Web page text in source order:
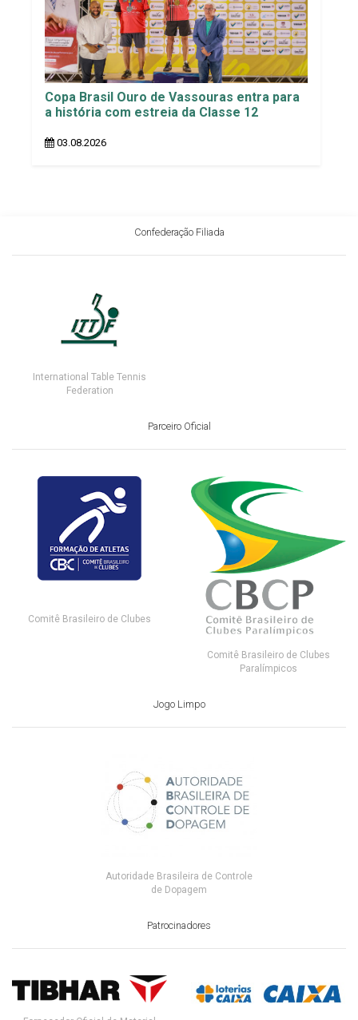
Copa Brasil Ouro de Vassouras entra para
a história com estreia da Classe 12
03.08.2026
Confederação Filiada
International Table Tennis
Federation
Parceiro Oficial
Comitê Brasileiro de Clubes
Comitê Brasileiro de Clubes
Paralímpicos
Jogo Limpo
Autoridade Brasileira de Controle
de Dopagem
Patrocinadores